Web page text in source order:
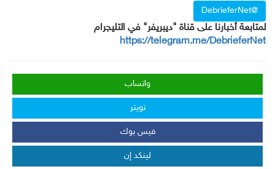
@DebrieferNet
لمتابعة أخبارنا على قناة "ديبريفر" في التليجرام
https://telegram.me/DebrieferNet
واتساب
تويتر
فيس بوك
لينكد إن